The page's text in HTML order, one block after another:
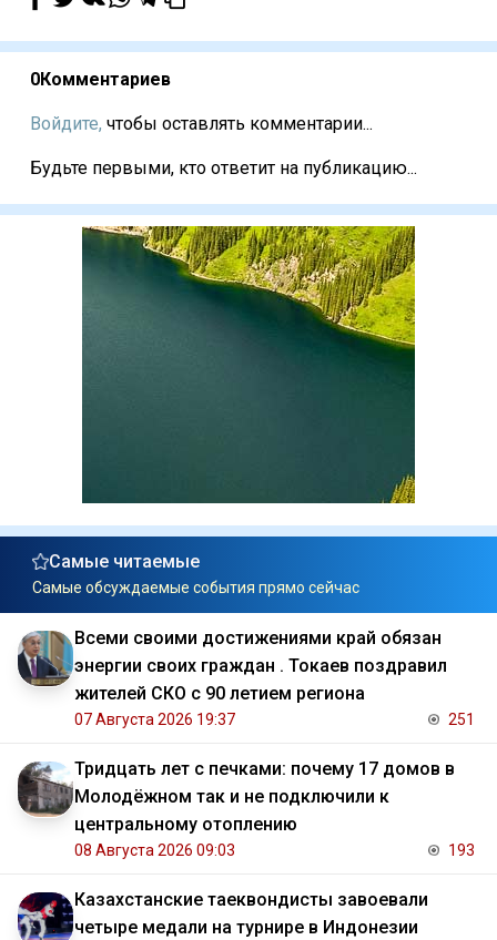
0Комментариев
Войдите, чтобы оставлять комментарии...
Будьте первыми, кто ответит на публикацию...
Самые читаемые
Самые обсуждаемые события прямо сейчас
Всеми своими достижениями край обязан
энергии своих граждан . Токаев поздравил
жителей СКО с 90 летием региона
07 Августа 2026 19:37 251
Тридцать лет с печками: почему 17 домов в
Молодёжном так и не подключили к
центральному отоплению
08 Августа 2026 09:03 193
Казахстанские таеквондисты завоевали
четыре медали на турнире в Индонезии